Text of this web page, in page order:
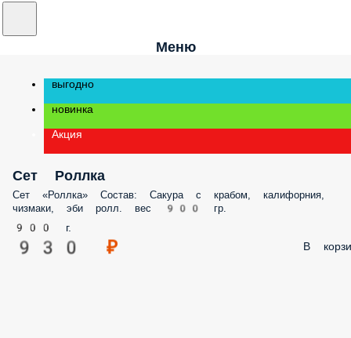
Меню
выгодно
новинка
Акция
Сет Роллка
Сет «Роллка» Состав: Сакура с крабом, калифорния,
чизмаки, эби ролл. вес 900 гр.
900 г.
930 ₽ В